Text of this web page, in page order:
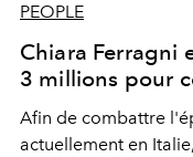
PEOPLE
Chiara Ferragni
3 millions pour
Afin de combattre
actuellement en